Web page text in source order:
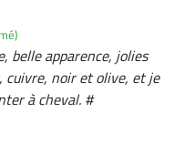
belle apparence, jolies
cuivre, noir et olive, et je
à cheval. #